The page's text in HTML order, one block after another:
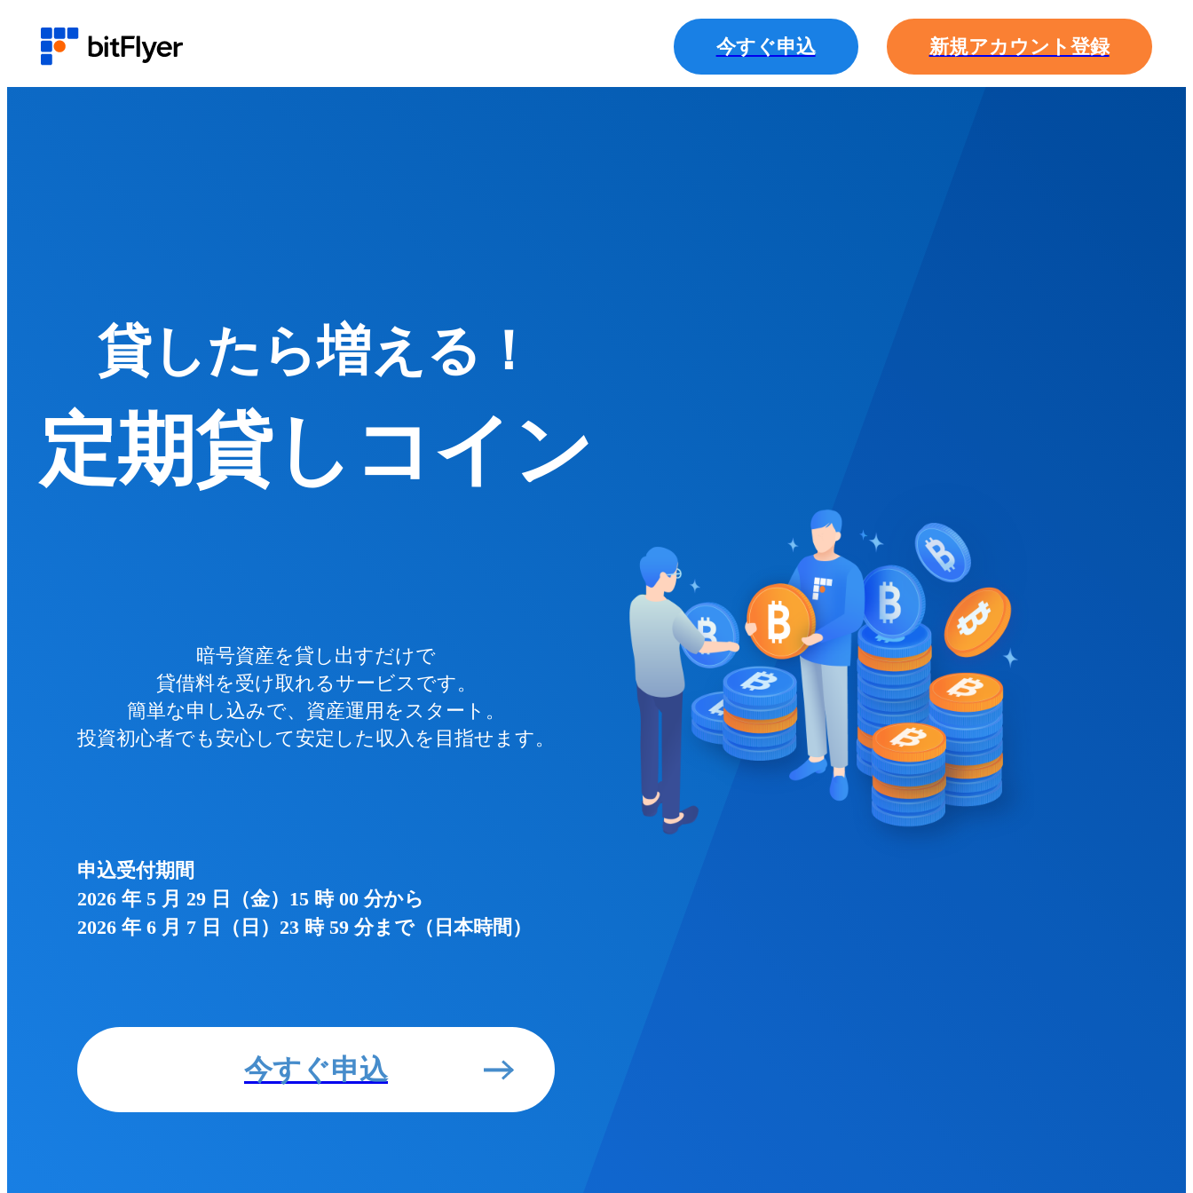
今すぐ申込 新規アカウント登録
貸したら増える！
定期貸しコイン
暗号資産を貸し出すだけで
貸借料を受け取れるサービスです。
簡単な申し込みで、資産運用をスタート。
投資初心者でも安心して安定した収入を目指せます。
申込受付期間
2026 年 5 月 29 日（金）15 時 00 分から
2026 年 6 月 7 日（日）23 時 59 分まで（日本時間）
今すぐ申込